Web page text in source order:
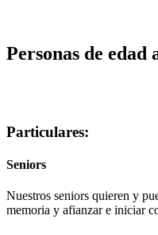
Personas de edad
Particulares:
Seniors
Nuestros seniors quieren y
memoria y afianzar e iniciar